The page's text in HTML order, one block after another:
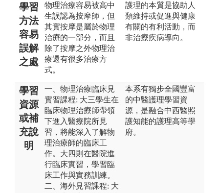
學習
方法
容易
誤解
之處
物理治療容易被高中
生誤認為按摩師，但
其實按摩是屬於物理
治療的一部分，而且
除了按摩之外物理治
療還有很多治療方
式。
護理的本質是協助人
類維持或促進與健康
有關的有利活動，而
非治療疾病導向。
學習
資源
或補
充說
明
一、物理治療臨床見
實習課程: 大三學生在
臨床物理治療師帶領
下進入醫療院所見
習，將能深入了解物
理治療師的臨床工
作。大四則在醫院進
行臨床實習，學習臨
床工作與實務訓練。
二、海外見習課程: 大
本系有獨步全國豐富
的中醫護理學習資
源，是融合中西醫照
護知能的護理高等學
府。